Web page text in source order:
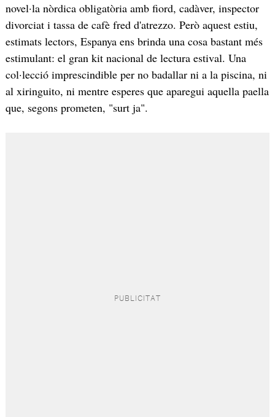
novel·la nòrdica obligatòria amb fiord, cadàver, inspector
divorciat i tassa de cafè fred d'atrezzo. Però aquest estiu,
estimats lectors, Espanya ens brinda una cosa bastant més
estimulant: el gran kit nacional de lectura estival. Una
col·lecció imprescindible per no badallar ni a la piscina, ni
al xiringuito, ni mentre esperes que aparegui aquella paella
que, segons prometen, "surt ja".